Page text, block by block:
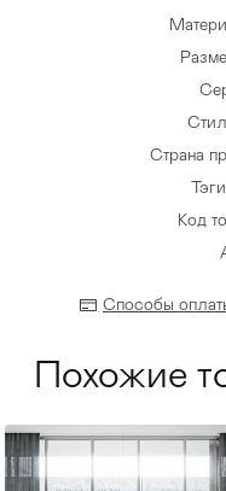
Страна
Код
Способы
Похожие